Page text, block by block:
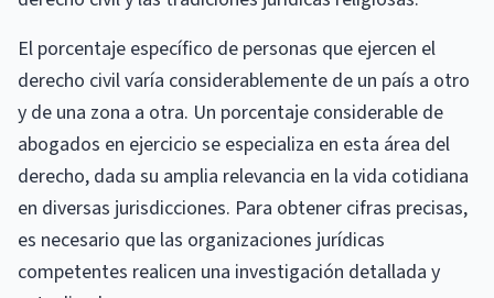
El porcentaje específico de personas que ejercen el
derecho civil varía considerablemente de un país a otro
y de una zona a otra. Un porcentaje considerable de
abogados en ejercicio se especializa en esta área del
derecho, dada su amplia relevancia en la vida cotidiana
en diversas jurisdicciones. Para obtener cifras precisas,
es necesario que las organizaciones jurídicas
competentes realicen una investigación detallada y